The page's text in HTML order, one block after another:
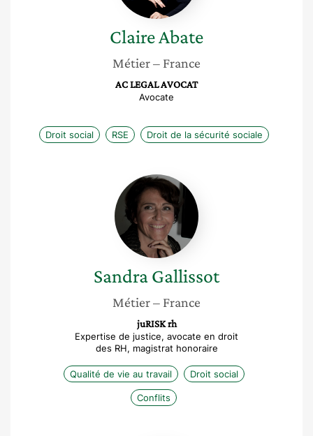
ClaireAbate
Métier– France
AC LEGAL AVOCAT
Avocate
Droit social RSE Droit de la sécurité sociale
Sandra
Gallissot
SandraGallissot
Métier– France
juRISK rh
Expertise de justice, avocate en droit
des RH, magistrat honoraire
Qualité de vie au travail Droit social
Conflits